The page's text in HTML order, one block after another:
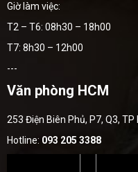
Giờ làm việc:
T2 – T6: 08h30 – 18h00
T7: 8h30 – 12h00
---
Văn phòng HCM
253 Điện Biên Phủ, P7, Q3,
Hotline: 093 205 3388